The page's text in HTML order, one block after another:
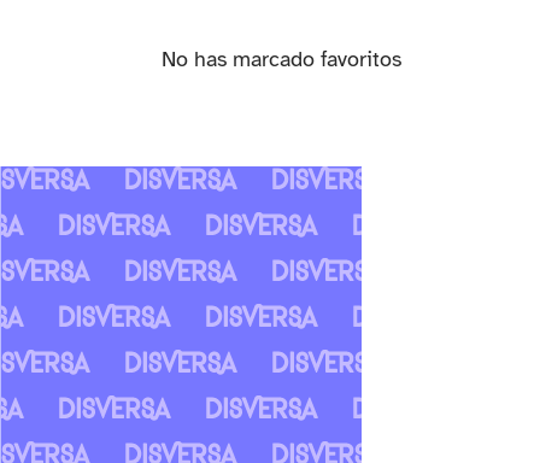
No has marcado favoritos